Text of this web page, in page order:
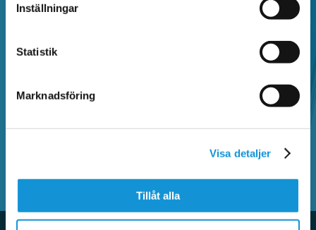
Inställningar
Statistik
Marknadsföring
Visa detaljer
Tillåt alla
om Faluappen, parkeringsregler,
kontrollavgift och annat som rör parkering.